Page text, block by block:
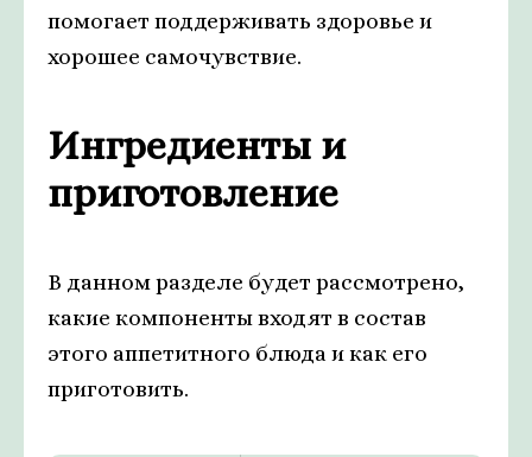
помогает поддерживать здоровье и
хорошее самочувствие.
Ингредиенты и
приготовление
В данном разделе будет рассмотрено,
какие компоненты входят в состав
этого аппетитного блюда и как его
приготовить.